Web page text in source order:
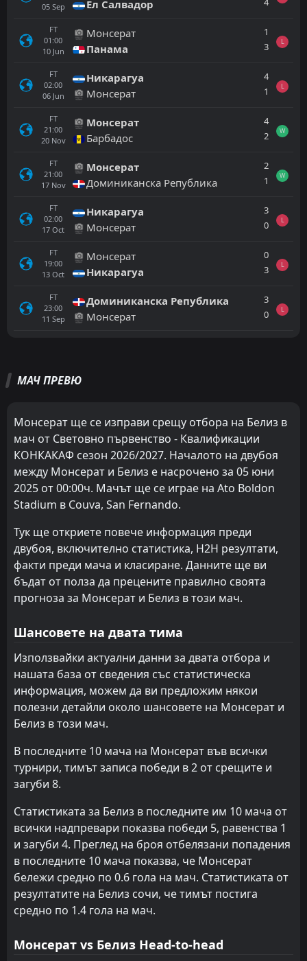
05 Sep Ел Салвадор
FT
01:00
10 Jun
Монсерат
Панама
1
3
L
FT
02:00
06 Jun
Никарагуа
Монсерат
4
1
L
FT
21:00
20 Nov
Монсерат
Барбадос
4
2
W
FT
21:00
17 Nov
Монсерат
Доминиканска Република
2
1
W
FT
02:00
17 Oct
Никарагуа
Монсерат
3
0
L
FT
19:00
13 Oct
Монсерат
Никарагуа
0
3
L
FT
23:00
11 Sep
Доминиканска Република
Монсерат
3
0
L
FT
21:00
04Jun
Монсерат
Белиз
0
FT
23:00
19Nov
Френска Гаяна
Белиз
2
FT
01:00
15Nov
Белиз
Френска Гаяна
1
FT
02:00
16Oct
Белиз
Островите Търкс и Кайкос
02:00
10Oct
Белиз
FT
19:00
Белиз
Ангия
1
FT
07Sep
Островите Търкс и Кайкос
Белиз
0
FT
11Jun
Гаяна
Белиз
3
1
00:00
09Jun
Никарагуа
4
L
FT
00:00
25Mar
Белиз
Пуерто Рико
3
01:30
22Mar
Белиз
19:00
21Nov
Белиз
МАЧ ПРЕВЮ
Монсерат ще се изправи срещу отбора на Белиз в
мач от Световно първенство - Квалификации
КОНКАКАФ сезон 2026/2027. Началото на двубоя
между Монсерат и Белиз е насрочено за 05 юни
2025 от 00:00ч. Мачът ще се играе на Ato Boldon
Stadium в Couva, San Fernando.
Тук ще откриете повече информация преди
двубоя, включително статистика, H2H резултати,
факти преди мача и класиране. Данните ще ви
бъдат от полза да прецените правилно своята
прогноза за Монсерат и Белиз в този мач.
Шансовете на двата тима
Използвайки актуални данни за двата отбора и
нашата база от сведения със статистическа
информация, можем да ви предложим някои
полезни детайли около шансовете на Монсерат и
Белиз в този мач.
В последните 10 мача на Монсерат във всички
турнири, тимът записа победи в 2 от срещите и
загуби 8.
Статистиката за Белиз в последните им 10 мача от
всички надпревари показва победи 5, равенства 1
и загуби 4. Преглед на броя отбелязани попадения
в последните 10 мача показва, че Монсерат
бележи средно по 0.6 гола на мач. Статистиката от
резултатите на Белиз сочи, че тимът постига
средно по 1.4 гола на мач.
Монсерат vs Белиз Head-to-head